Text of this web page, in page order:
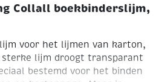
Collall boekbinderslijm,
voor het lijmen van karton,
sterke lijm droogt transparant
bestemd voor het binden